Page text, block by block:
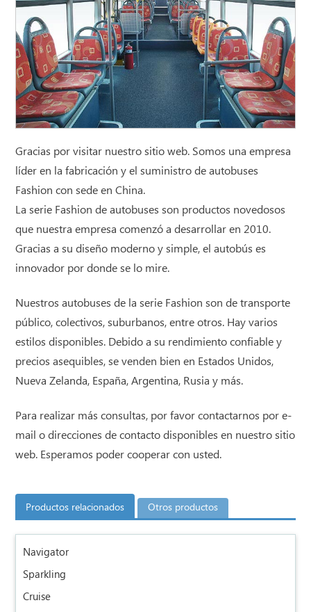
Gracias por visitar nuestro sitio web. Somos una empresa
líder en la fabricación y el suministro de autobuses
Fashion con sede en China.
La serie Fashion de autobuses son productos novedosos
que nuestra empresa comenzó a desarrollar en 2010.
Gracias a su diseño moderno y simple, el autobús es
innovador por donde se lo mire.
Nuestros autobuses de la serie Fashion son de transporte
público, colectivos, suburbanos, entre otros. Hay varios
estilos disponibles. Debido a su rendimiento confiable y
precios asequibles, se venden bien en Estados Unidos,
Nueva Zelanda, España, Argentina, Rusia y más.
Para realizar más consultas, por favor contactarnos por e-
mail o direcciones de contacto disponibles en nuestro sitio
web. Esperamos poder cooperar con usted.
Productos relacionados Otros productos
Navigator
Sparkling
Cruise